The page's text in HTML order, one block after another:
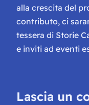
alla crescita del
contributo, ci
tessera di Storie
e inviti ad eventi
Lascia un